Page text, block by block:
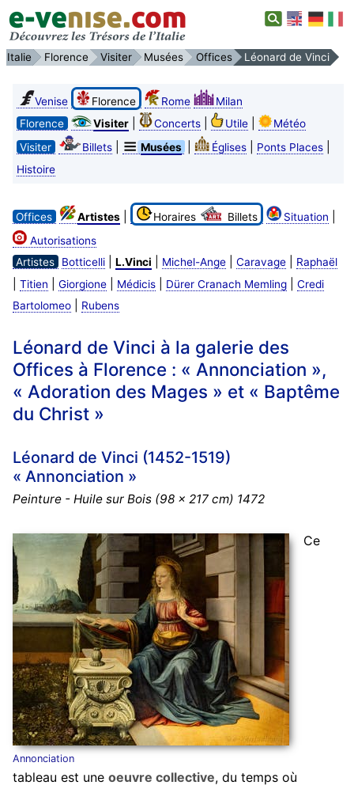
Italie Florence Visiter Musées Offices Léonard de Vinci
Venise Florence Rome
Milan
Florence
Visiter| Concerts| Utile|
Météo
Visiter
Billets| Musées Églises| Ponts Places|
Histoire
Offices Artistes| Horaires Billets Situation
Autorisations
Artistes
Botticelli| L.Vinci Michel-Ange| Caravage| Raphaël
Titien Giorgione| Médicis| Dürer Cranach Memling| Credi
Bartolomeo| Rubens
Léonard de Vinci à la galerie des
Offices à Florence : « Annonciation »,
« Adoration des Mages » et « Baptême
du Christ »
Léonard de Vinci (1452-1519)
« Annonciation »
Peinture - Huile sur Bois (98 x 217 cm) 1472
Annonciation
Ce
tableau est une oeuvre collective, du temps où